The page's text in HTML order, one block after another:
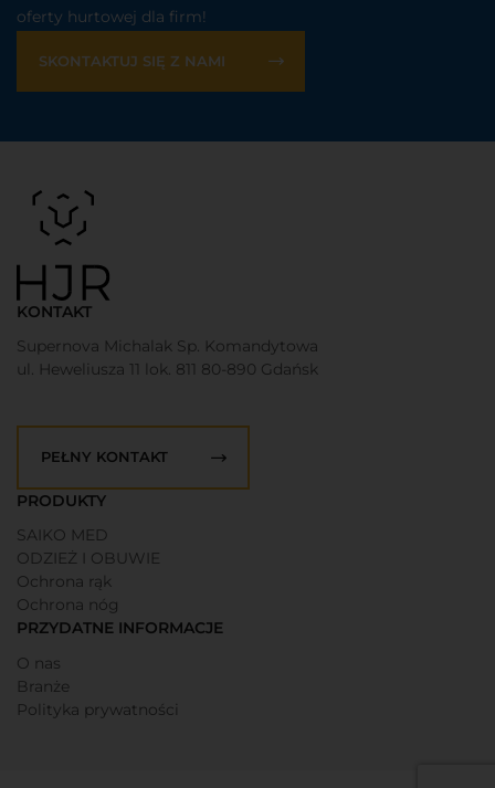
oferty hurtowej dla firm!
SKONTAKTUJ SIĘ Z NAMI
KONTAKT
Supernova Michalak Sp. Komandytowa
ul. Heweliusza 11 lok. 811 80-890 Gdańsk
PEŁNY KONTAKT
PRODUKTY
SAIKO MED
ODZIEŻ I OBUWIE
Ochrona rąk
Ochrona nóg
PRZYDATNE INFORMACJE
O nas
Branże
Polityka prywatności